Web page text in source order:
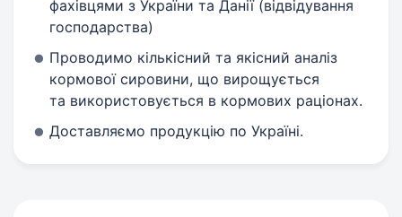
фахівцями з України та Данії (відвідування
господарства)
Проводимо кількісний та якісний аналіз
кормової сировини, що вирощується
та використовується в кормових раціонах.
Доставляємо продукцію по Україні.